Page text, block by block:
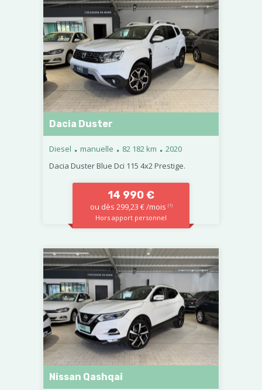
Dacia Duster
Diesel . manuelle . 82 182 km . 2020
Dacia Duster Blue Dci 115 4x2 Prestige.
14 990 €
ou dès 299,23 € /mois (1)
Hors apport personnel
Nissan Qashqai